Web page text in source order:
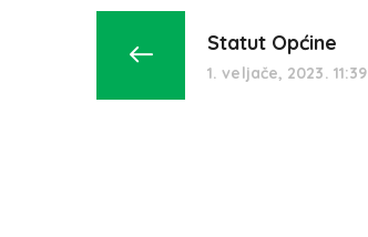
Statut Općine
1. veljače, 2023. 11:39